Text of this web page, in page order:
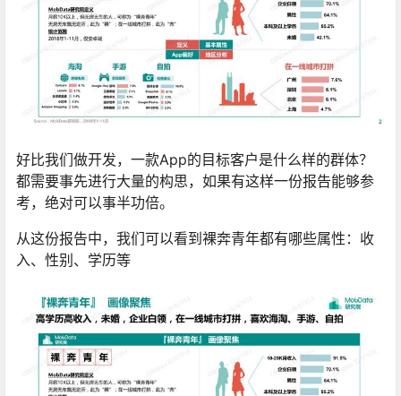
好比我们做开发，一款App的目标客户是什么样的群体？
都需要事先进行大量的构思，如果有这样一份报告能够参
考，绝对可以事半功倍。
从这份报告中，我们可以看到裸奔青年都有哪些属性：收
入、性别、学历等